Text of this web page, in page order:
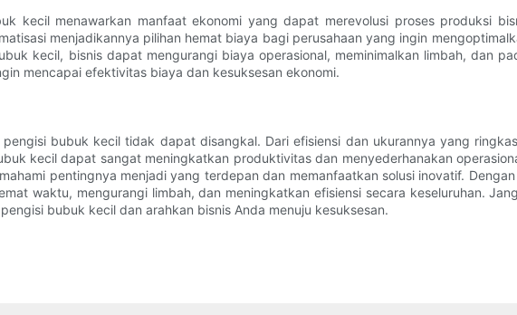
kecil menawarkan manfaat ekonomi yang dapat merevolusi proses produksi
menjadikannya pilihan hemat biaya bagi perusahaan yang ingin
kecil, bisnis dapat mengurangi biaya operasional, meminimalkan limbah, dan
mencapai efektivitas biaya dan kesuksesan ekonomi.
pengisi bubuk kecil tidak dapat disangkal. Dari efisiensi dan ukurannya yang
kecil dapat sangat meningkatkan produktivitas dan menyederhanakan
pentingnya menjadi yang terdepan dan memanfaatkan solusi inovatif.
waktu, mengurangi limbah, dan meningkatkan efisiensi secara keseluruhan.
bubuk kecil dan arahkan bisnis Anda menuju kesuksesan.